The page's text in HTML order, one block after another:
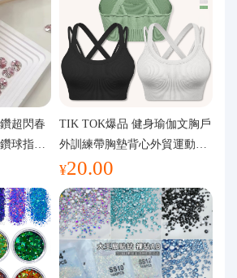
超閃春
球指甲
TIK TOK爆品 健身瑜伽文胸戶
外訓練帶胸墊背心外貿運動瑜
伽服女
¥20.00